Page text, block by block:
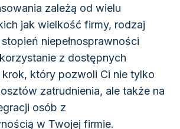
zależą od wielu
jak wielkość firmy, rodzaj
niepełnosprawności
z dostępnych
który pozwoli Ci nie tylko
zatrudnienia, ale także na
osób z
w Twojej firmie.